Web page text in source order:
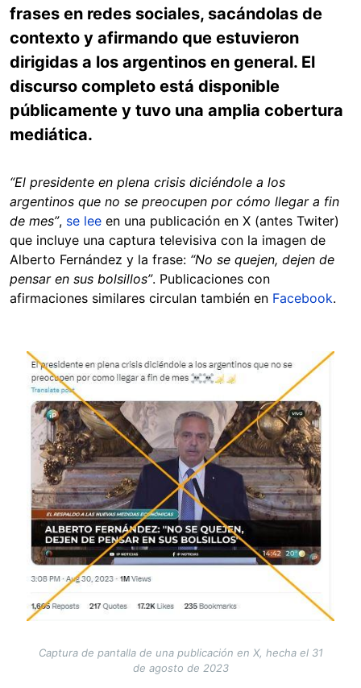
frases en redes sociales, sacándolas de
contexto y afirmando que estuvieron
dirigidas a los argentinos en general. El
discurso completo está disponible
públicamente y tuvo una amplia cobertura
mediática.
“El presidente en plena crisis diciéndole a los
argentinos que no se preocupen por cómo llegar a fin
de mes”, se lee en una publicación en X (antes Twiter)
que incluye una captura televisiva con la imagen de
Alberto Fernández y la frase: “No se quejen, dejen de
pensar en sus bolsillos”. Publicaciones con
afirmaciones similares circulan también en Facebook.
Image
Captura de pantalla de una publicación en X, hecha el 31
de agosto de 2023